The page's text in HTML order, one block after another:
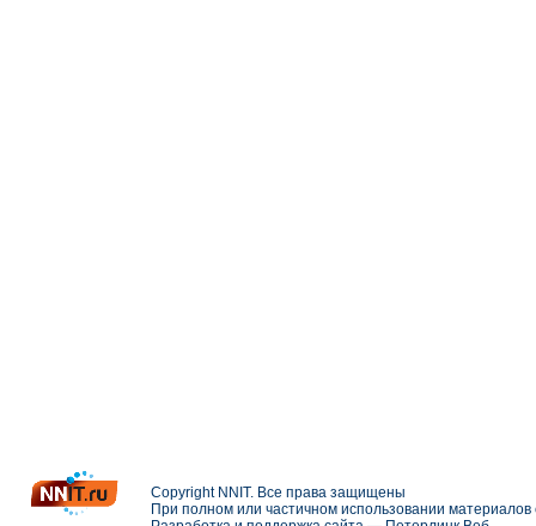
Copyright NNIT. Все права защищены
При полном или частичном использовании